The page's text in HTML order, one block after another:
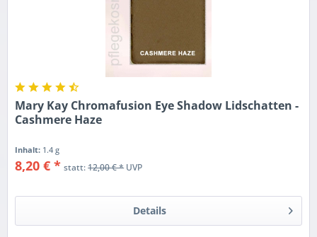
Mary Kay Chromafusion Eye Shadow Lidschatten -
Cashmere Haze
Inhalt: 1.4 g
8,20 € * statt:12,00 € *UVP
Details